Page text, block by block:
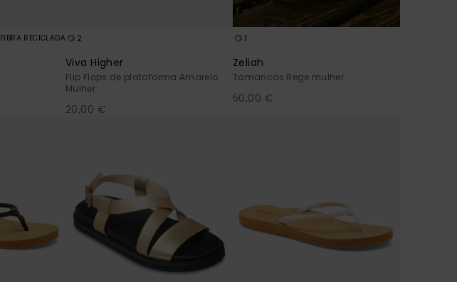
FIBRA RECICLADA 2
Viva Higher
Flip Flops de plataforma Amarelo
Mulher
20,00 €
1
Zeliah
Tamancos Bege mulher
50,00 €